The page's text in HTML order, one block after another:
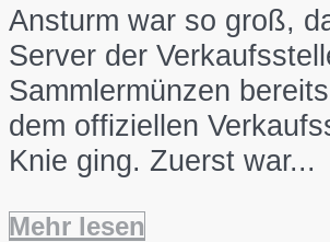
Ansturm war so groß,
Server der
Sammlermünzen
dem offiziellen
Knie ging. Zuerst war...
Mehr lesen